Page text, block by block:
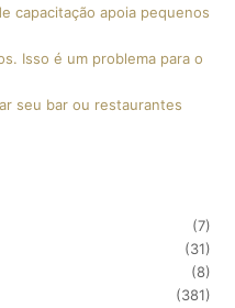
capacitação apoia pequenos
Isso é um problema para o
seu bar ou restaurantes
(7)
(31)
(8)
(381)